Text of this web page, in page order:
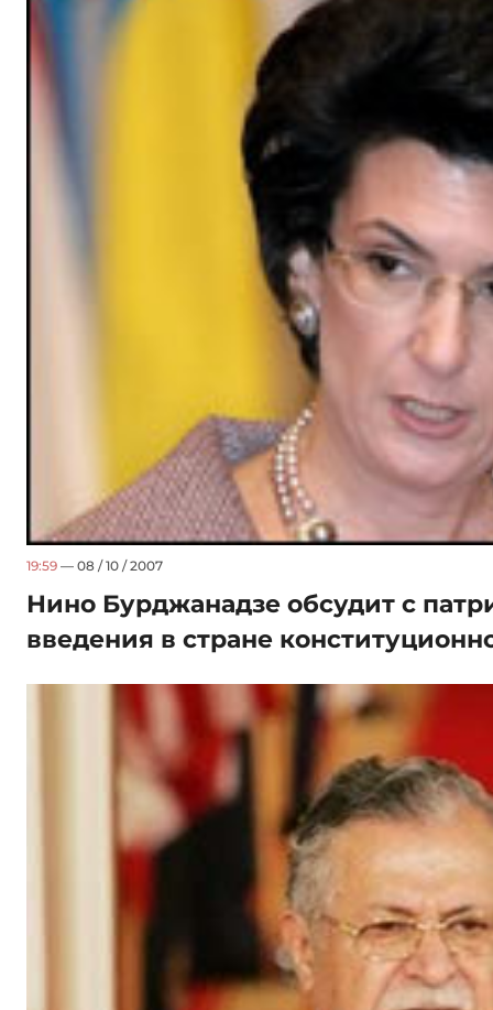
19:59 — 08 / 10 / 2007
Нино Бурджанадзе обсудит с
введения в стране